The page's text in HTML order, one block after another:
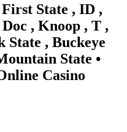
State , ID ,
, Knoop , T ,
State , Buckeye
State •
Casino